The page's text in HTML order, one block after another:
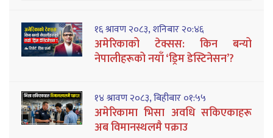
१६ श्रावण २०८३, शनिबार २०:४६
अमेरिकाको टेक्सस: किन बन्यो
नेपालीहरूको नयाँ ‘ड्रिम डेस्टिनेसन’?
१४ श्रावण २०८३, बिहीबार ०१:५५
अमेरिकामा भिसा अवधि सकिएकाहरू
अब विमानस्थलमै पक्राउ